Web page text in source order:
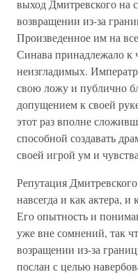
выход Дмитревского на
возвращении из-за
Произведенное им на
Синава принадлежало к
неизгладимых.
свою ложу и публично
допущением к своей
этот раз вполне
способной создавать
своей игрой ум и
Репутация
навсегда и как актера, и
Его опытность и
уже вне сомнений, так
возращении из-за
послан с целью